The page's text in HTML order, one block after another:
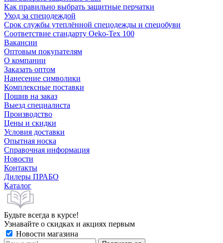
Как правильно выбрать защитные перчатки
Уход за спецодеждой
Срок службы утеплённой спецодежды и спецобуви
Соответствие стандарту Oeko-Tex 100
Вакансии
Оптовым покупателям
О компании
Заказать оптом
Нанесение символики
Комплексные поставки
Пошив на заказ
Выезд специалиста
Производство
Цены и скидки
Условия доставки
Опытная носка
Справочная информация
Новости
Контакты
Дилеры ПРАБО
Каталог
Будьте всегда в курсе!
Узнавайте о скидках и акциях первым
Новости магазина